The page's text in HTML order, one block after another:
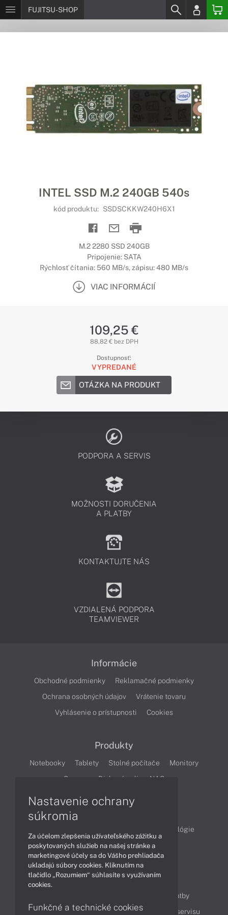
FUJITSU-SHOP
INTEL SSD M.2 240GB 540s
kód produktu: SSDSCKKW240H6X1
M.2 2280 SSD 240GB
Pripojenie: SATA
Rýchlosť čítania: 560 MB/s, zápisu: 480 MB/s
VIAC INFORMÁCIÍ
109,25 €
88,82 € bez DPH
Dostupnosť:
VYPREDANÉ
OTÁZKA NA PRODUKT
PODPORA A SERVIS
MOŽNOSTI DORUČENIA
A PLATBY
KONTAKTUJTE NÁS
VZDIALENÁ PODPORA
TEAMVIEWER
Informácie
Obchodné podmienky
Reklamačné podmienky
Ochrana osobných údajov
Vrátenie tovaru
Vyhlásenie o prístupnosti
Cookies
Produkty
Notebooky Tablety Stolné počítače
Monitory
Servery
Diskové polia a NAS
Technológie
Videá
Obsah
Možnosti doručenia a platby
Podpora a servis
Servisné služby Cenník servisu
Nastavenie ochrany
súkromia
Za účelom zlepšenia užívateľského zážitku a
poskytovaných služieb na našej stránke a
marketingové účely sa do Vášho prehliadača
ukladajú súbory cookies. Kliknutím na
tlačidlo „Rozumiem“ súhlasíte s využívaním
cookies.
Funkčné a technické cookies